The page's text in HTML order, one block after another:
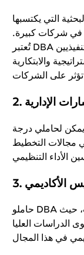
التي يكتسبها
في شركات كبيرة.
تُعتبر DBA مؤهلًا مثاليًا للمديرين التنفيذيين والرؤساء التنفيذيين
والابتكارية
2. الإدارية
يمكن لحاملي درجة DBA أن يصبحوا مستشارين إداريين رفيعي
مجالات التخطيط
3. الأكاديمي
حاملو DBA مؤهلون للتدريس في الجامعات والكليات، حيث
الدراسات العليا